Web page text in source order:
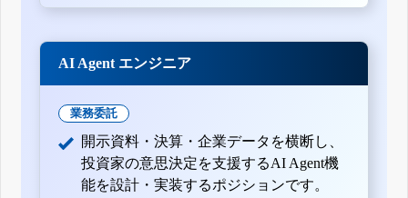
AI Agent エンジニア
業務委託
開示資料・決算・企業データを横断し、
投資家の意思決定を支援するAI Agent機
能を設計・実装するポジションです。